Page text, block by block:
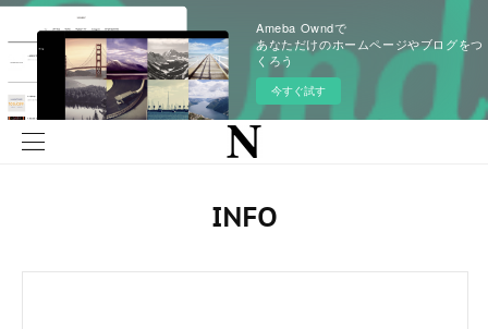
Ameba Owndで
あなただけのホームページやブログをつ
くろう
今すぐ試す
INFO